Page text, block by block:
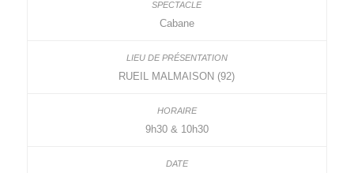
Cabane
RUEIL MALMAISON (92)
9h30 & 10h30